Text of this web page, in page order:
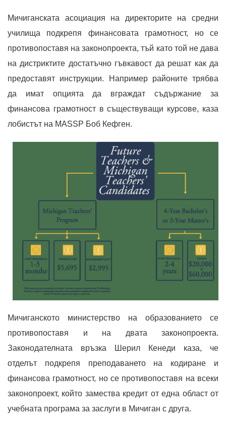
Мичиганската асоциация на директорите на средни
училища подкрепя финансовата грамотност, но се
противопоставя на законопроекта, тъй като той не дава
на дистриктите достатъчно гъвкавост да решат как да
предоставят инструкции. Например районите трябва
да имат опцията да вграждат съдържание за
финансова грамотност в съществуващи курсове, каза
лобистът на MASSP Боб Кефген.
Мичиганското министерство на образованието се
противопоставя и на двата законопроекта.
Законодателната връзка Шерил Кенеди каза, че
отделът подкрепя преподаването на кодиране и
финансова грамотност, но се противопоставя на всеки
законопроект, който замества кредит от една област от
учебната програма за заслуги в Мичиган с друга.